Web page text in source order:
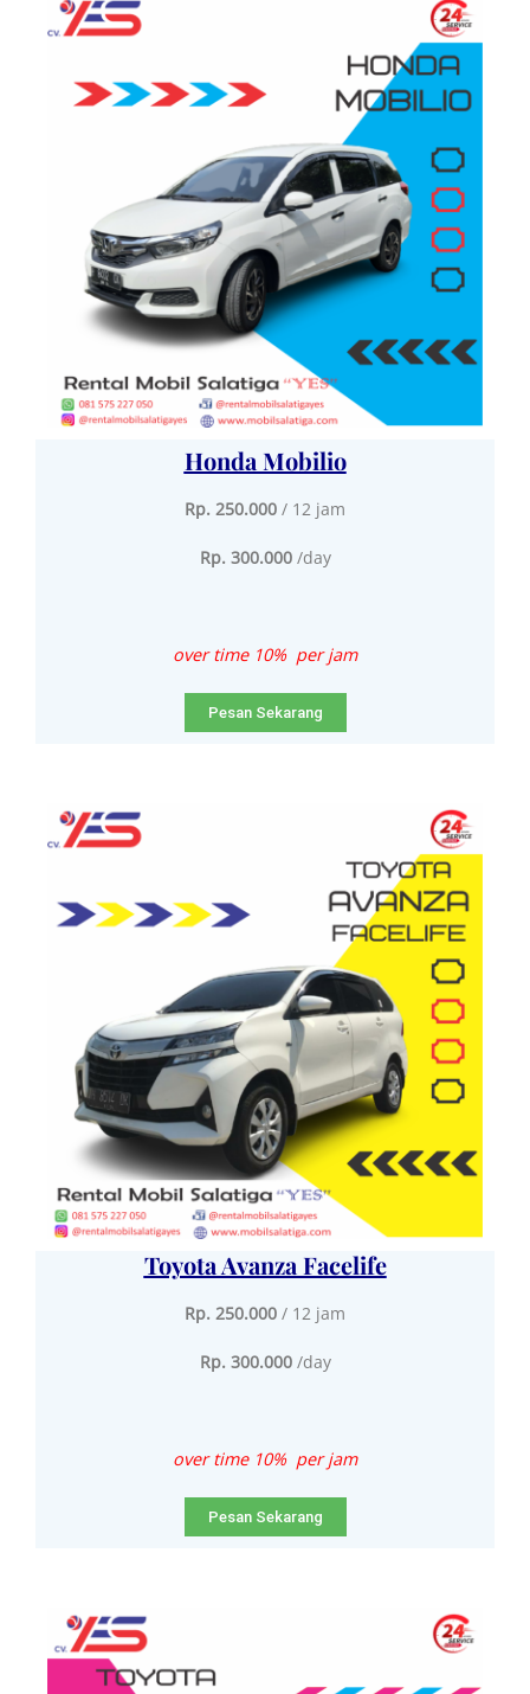
Honda Mobilio
Rp. 250.000 / 12 jam
Rp. 300.000 /day
over time 10% per jam
Pesan Sekarang
Toyota Avanza Facelife
Rp. 250.000 / 12 jam
Rp. 300.000 /day
over time 10% per jam
Pesan Sekarang